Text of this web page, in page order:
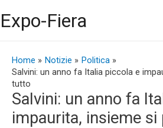
al
contenuto
Expo-Fiera
Home Notizie
Politica
Salvini: un anno fa Italia piccola e
tutto
Salvini: un anno fa
impaurita, insieme
articoli